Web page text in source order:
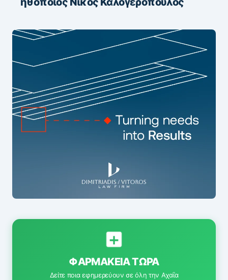
ΦΑΡΜΑΚΕΊΑ ΤΏΡΑ
Δείτε ποια εφημερεύουν σε όλη την Αχαΐα